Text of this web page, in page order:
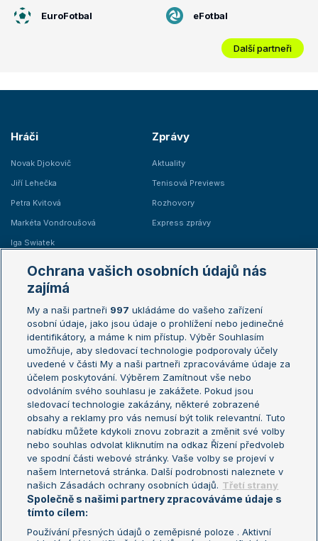
EuroFotbal eFotbal
Další partneři
Hráči
Novak Djokovič
Jiří Lehečka
Petra Kvitová
Markéta Vondroušová
Iga Swiatek
Zprávy
Aktuality
Tenisová Previews
Rozhovory
Express zprávy
Žebříčky
Žebříček ATP (muži)
Žebříček WTA (ženy)
Sázkařský žebříček
Australian Open
French Open
Wimbledon
US Open
Turnaj mistrů
Turnaj mistryň
Aktualní trendy
Fotbalové přestupy
Livesport Daily
LS Prague Open
Ochrana vašich osobních údajů nás
zajímá
My a naši partneři 997 ukládáme do vašeho zařízení
osobní údaje, jako jsou údaje o prohlížení nebo jedinečné
identifikátory, a máme k nim přístup. Výběr Souhlasím
umožňuje, aby sledovací technologie podporovaly účely
uvedené v části My a naši partneři zpracováváme údaje za
účelem poskytování. Výběrem Zamítnout vše nebo
odvoláním svého souhlasu je zakážete. Pokud jsou
sledovací technologie zakázány, některé zobrazené
obsahy a reklamy pro vás nemusí být tolik relevantní. Tuto
nabídku můžete kdykoli znovu zobrazit a změnit své volby
nebo souhlas odvolat kliknutím na odkaz Řízení předvoleb
ve spodní části webové stránky. Vaše volby se projeví v
našem Internetová stránka. Další podrobnosti naleznete v
našich Zásadách ochrany osobních údajů. Třetí strany
Společně s našimi partnery zpracováváme údaje s
tímto cílem:
Používání přesných údajů o zeměpisné poloze . Aktivní